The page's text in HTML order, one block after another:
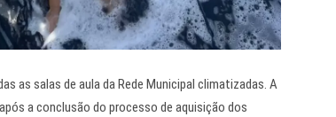
as salas de aula da Rede Municipal climatizadas. A
a conclusão do processo de aquisição dos